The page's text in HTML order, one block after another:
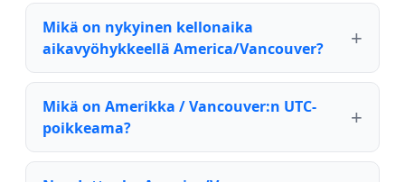
Mikä on nykyinen kellonaika
aikavyöhykkeellä America/Vancouver?
Mikä on Amerikka / Vancouver:n UTC-
poikkeama?